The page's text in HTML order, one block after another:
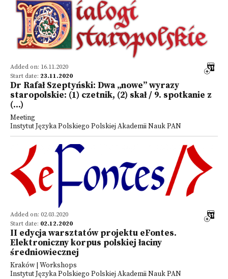
Added on: 16.11.2020
Start date: 23.11.2020
Dr Rafał Szeptyński: Dwa „nowe” wyrazy
staropolskie: (1) czetnik, (2) skał / 9. spotkanie z
(...)
Meeting
Instytut Języka Polskiego Polskiej Akademii Nauk PAN
Added on: 02.03.2020
Start date: 02.12.2020
II edycja warsztatów projektu eFontes.
Elektroniczny korpus polskiej łaciny
średniowiecznej
Kraków | Workshops
Instytut Języka Polskiego Polskiej Akademii Nauk PAN